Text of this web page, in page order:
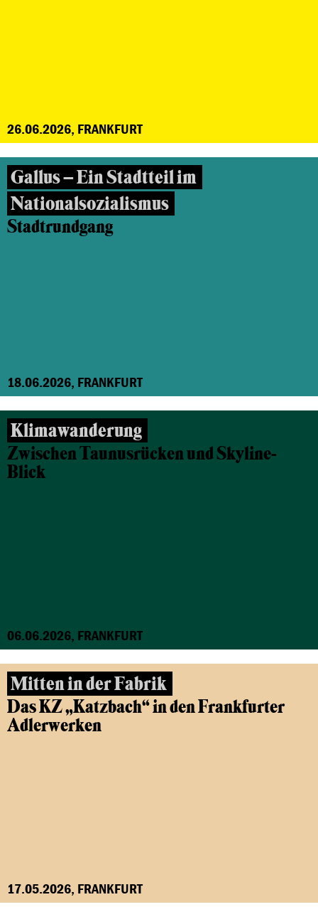
26.06.2026, FRANKFURT
Gallus – Ein Stadtteil im
Nationalsozialismus
Stadtrundgang
18.06.2026, FRANKFURT
Klimawanderung
Zwischen Taunusrücken und Skyline-
Blick
06.06.2026, FRANKFURT
Mitten in der Fabrik
Das KZ „Katzbach“ in den Frankfurter
Adlerwerken
17.05.2026, FRANKFURT